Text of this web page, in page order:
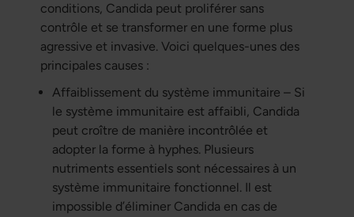
conditions, Candida peut proliférer sans
contrôle et se transformer en une forme plus
agressive et invasive. Voici quelques-unes des
principales causes :
Affaiblissement du système immunitaire – Si
le système immunitaire est affaibli, Candida
peut croître de manière incontrôlée et
adopter la forme à hyphes. Plusieurs
nutriments essentiels sont nécessaires à un
système immunitaire fonctionnel. Il est
impossible d’éliminer Candida en cas de